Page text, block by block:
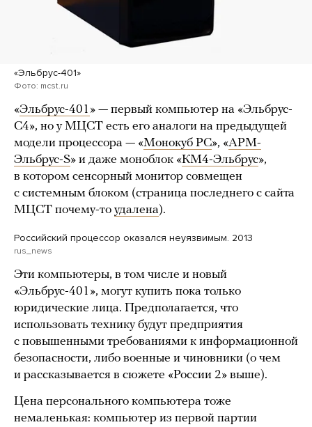
«Эльбрус-401»
Фото: mcst.ru
«Эльбрус-401 » — первый компьютер на «Эльбрус-
С4», но у МЦСТ есть его аналоги на предыдущей
модели процессора — «Монокуб PC», «АРМ-
Эльбрус-S» и даже моноблок «КМ4-Эльбрус»,
в котором сенсорный монитор совмещен
с системным блоком (страница последнего с сайта
МЦСТ почему-то удалена).
Российский процессор оказался неуязвимым. 2013
rus_news
Эти компьютеры, в том числе и новый
«Эльбрус-401», могут купить пока только
юридические лица. Предполагается, что
использовать технику будут предприятия
с повышенными требованиями к информационной
безопасности, либо военные и чиновники (о чем
и рассказывается в сюжете «России 2» выше).
Цена персонального компьютера тоже
немаленькая: компьютер из первой партии